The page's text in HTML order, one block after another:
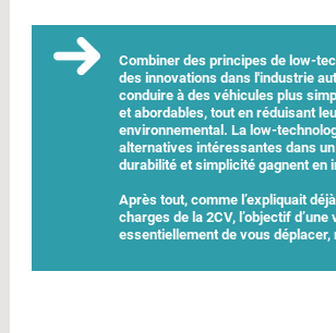
Combiner des principes de low-
des innovations dans l'industrie
conduire à des véhicules plus
et abordables, tout en réduisant
environnemental. La low-
alternatives intéressantes dans
durabilité et simplicité gagnent en
Après tout, comme l’expliquait
charges de la 2CV, l’objectif d’une
essentiellement de vous déplacer,